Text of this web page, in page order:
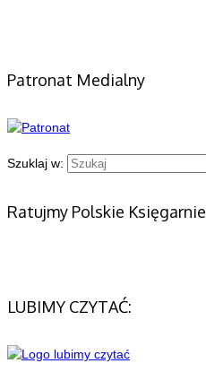
Patronat Medialny
Szuklaj w:
Ratujmy Polskie Księgarnie
LUBIMY CZYTAĆ: